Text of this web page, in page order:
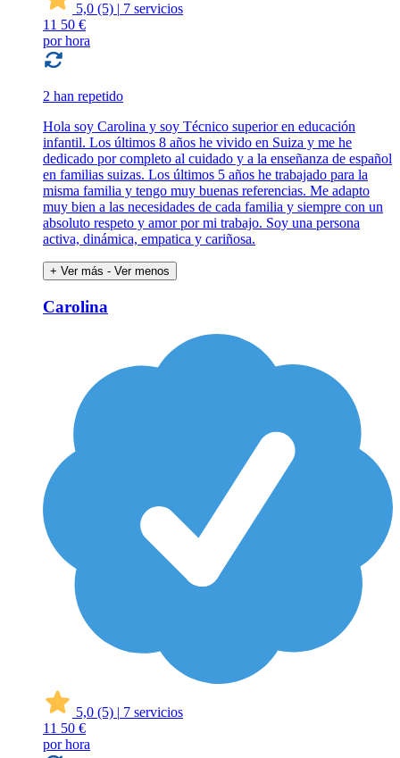
5,0 (5) | 7 servicios
11 50 €
por hora
2 han repetido
Hola soy Carolina y soy Técnico superior en educación
infantil. Los últimos 8 años he vivido en Suiza y me he
dedicado por completo al cuidado y a la enseñanza de español
en familias suizas. Los últimos 5 años he trabajado para la
misma familia y tengo muy buenas referencias. Me adapto
muy bien a las necesidades de cada familia y siempre con un
absoluto respeto y amor por mi trabajo. Soy una persona
activa, dinámica, empatica y cariñosa.
+ Ver más - Ver menos
Carolina
5,0 (5) | 7 servicios
11 50 €
por hora